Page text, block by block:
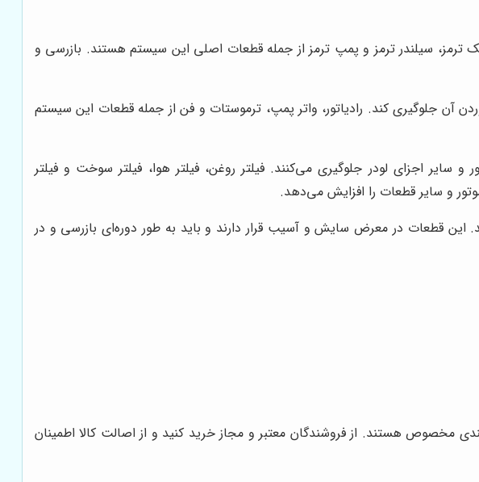
سیلندر ترمز و پمپ ترمز از جمله قطعات اصلی این سیستم هستند. بازرسی و
آن جلوگیری کند. رادیاتور، واتر پمپ، ترموستات و فن از جمله قطعات این سیستم
اجزای لودر جلوگیری می‌کنند. فیلتر روغن، فیلتر هوا، فیلتر سوخت و فیلتر
و سایر قطعات را افزایش می‌دهد.
این قطعات در معرض سایش و آسیب قرار دارند و باید به طور دوره‌ای بازرسی و در
مخصوص هستند. از فروشندگان معتبر و مجاز خرید کنید و از اصالت کالا اطمینان